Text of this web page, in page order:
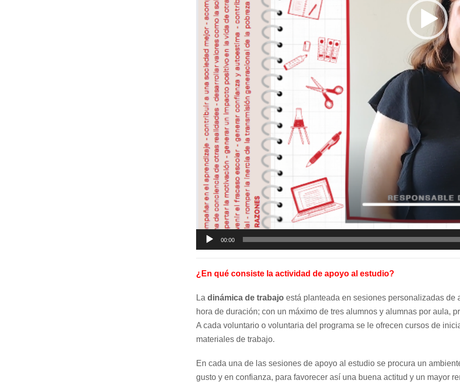
00:00
¿En qué consiste la actividad de apoyo al estudio?
La dinámica de trabajo está planteada en sesiones personalizadas de
hora de duración; con un máximo de tres alumnos y alumnas por aula,
A cada voluntario o voluntaria del programa se le ofrecen cursos de
materiales de trabajo.
En cada una de las sesiones de apoyo al estudio se procura un
gusto y en confianza, para favorecer así una buena actitud y un mayor